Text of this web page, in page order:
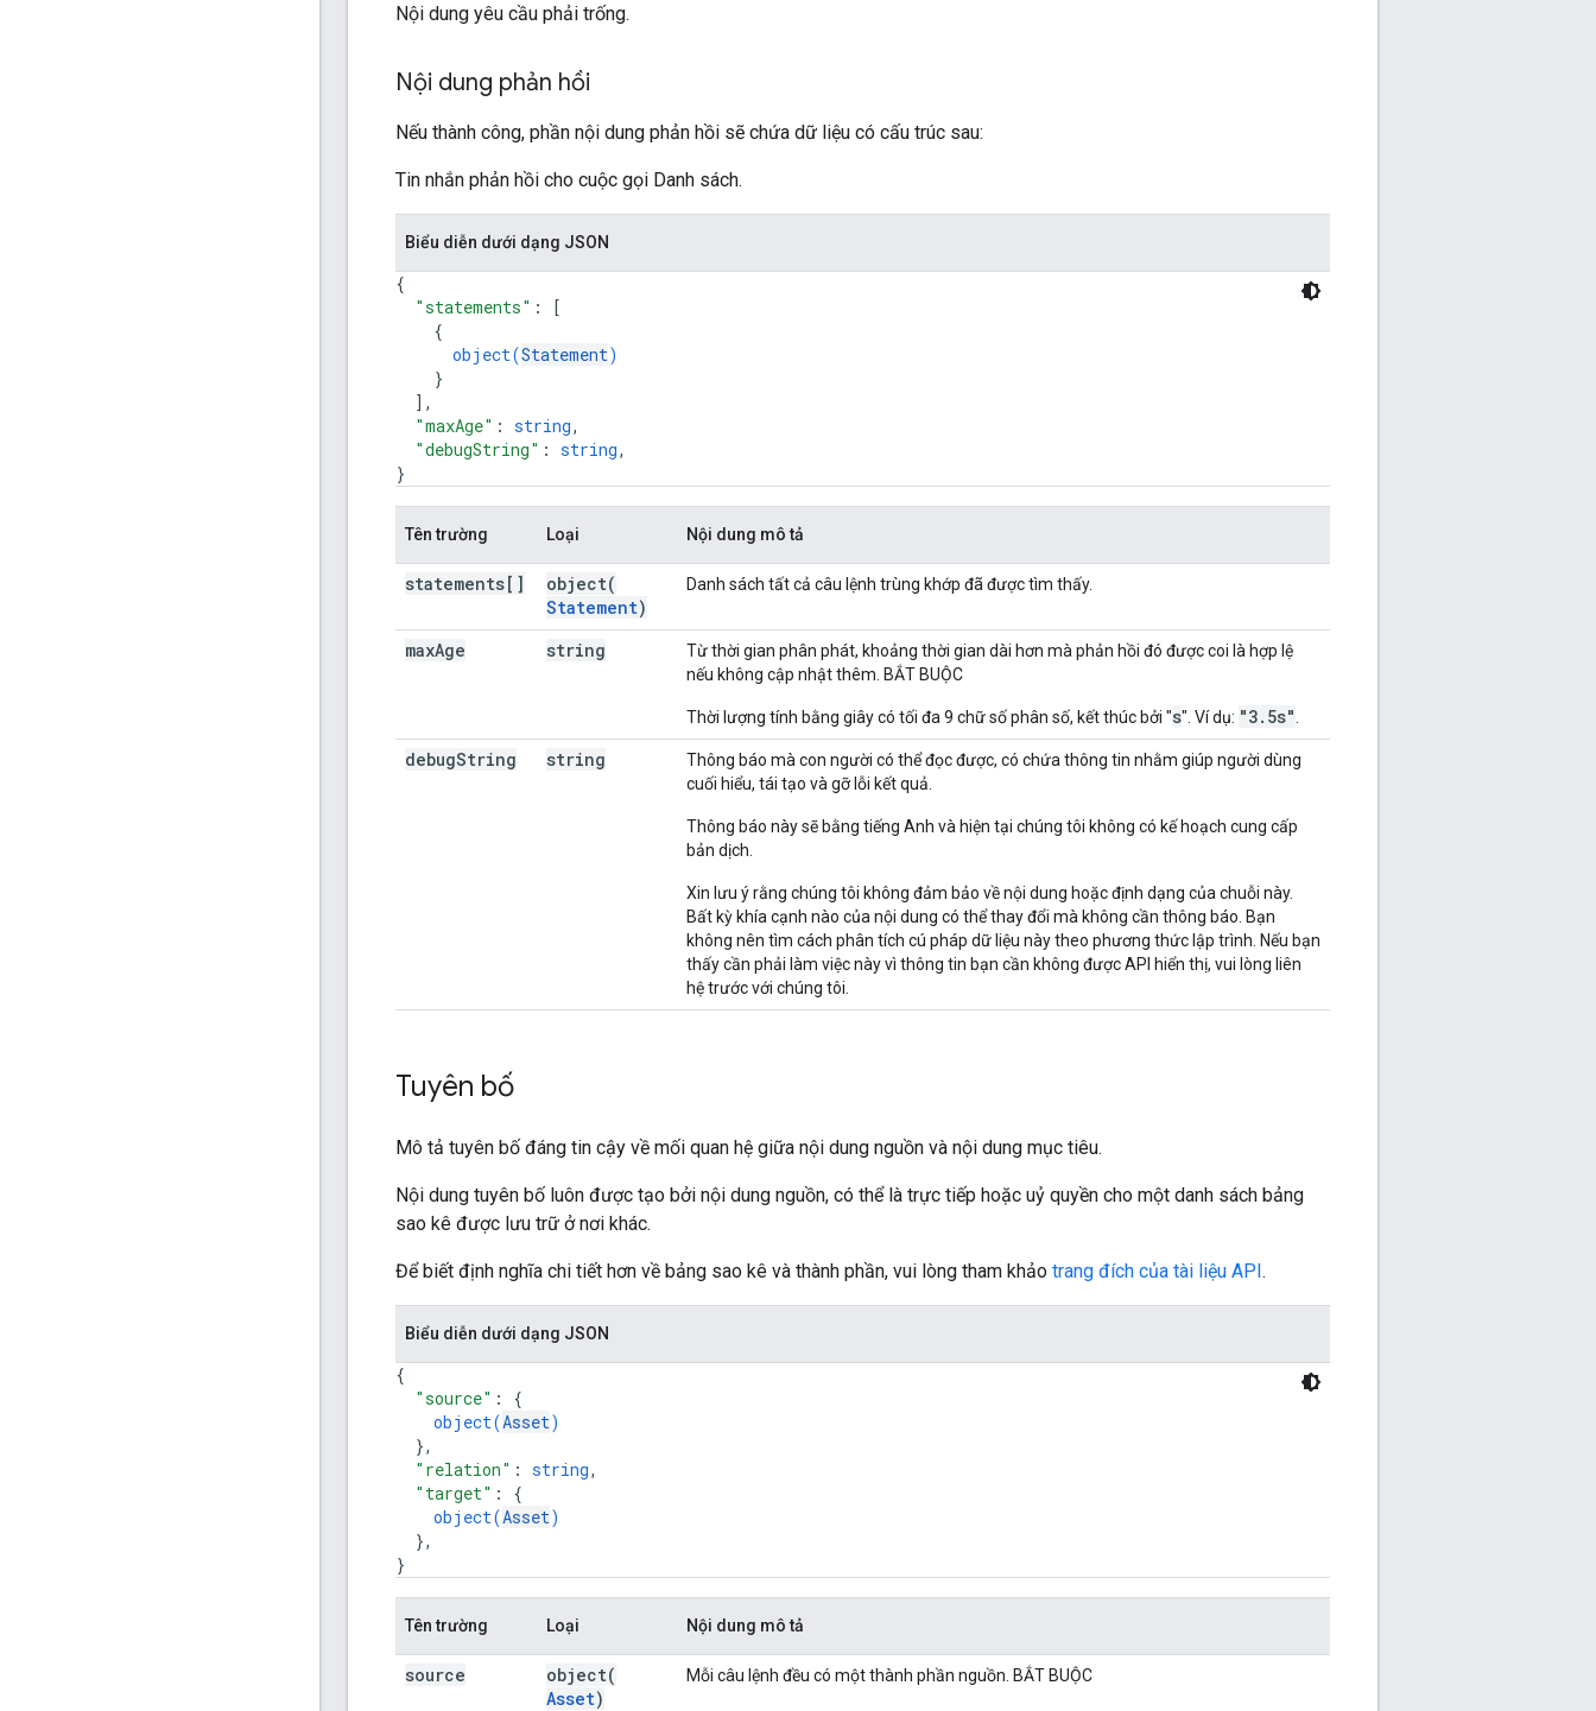
Nội dung yêu cầu phải trống.
Nội dung phản hồi
Nếu thành công, phần nội dung phản hồi sẽ chứa dữ liệu có cấu trúc sau:
Tin nhắn phản hồi cho cuộc gọi Danh sách.
Biểu diễn dưới dạng JSON
{
"statements" :
[
{
object(Statement)
}
] ,
"maxAge" : string,
"debugString" : string,
}
Tên trường Loại Nội dung mô tả
statements[]
object(
Statement)
Danh sách tất cả câu lệnh trùng khớp đã được tìm thấy.
maxAge string
Từ thời gian phân phát, khoảng thời gian dài hơn mà phản hồi đó được coi là hợp lệ
nếu không cập nhật thêm. BẮT BUỘC
Thời lượng tính bằng giây có tối đa 9 chữ số phân số, kết thúc bởi "s". Ví dụ: "3.5s"
debugString string
Thông báo mà con người có thể đọc được, có chứa thông tin nhằm giúp người dùng
cuối hiểu, tái tạo và gỡ lỗi kết quả.
Thông báo này sẽ bằng tiếng Anh và hiện tại chúng tôi không có kế hoạch cung cấp
bản dịch.
Xin lưu ý rằng chúng tôi không đảm bảo về nội dung hoặc định dạng của chuỗi này.
Bất kỳ khía cạnh nào của nội dung có thể thay đổi mà không cần thông báo. Bạn
không nên tìm cách phân tích cú pháp dữ liệu này theo phương thức lập trình. Nếu bạn
thấy cần phải làm việc này vì thông tin bạn cần không được API hiển thị, vui lòng liên
hệ trước với chúng tôi.
Tuyên bố
Mô tả tuyên bố đáng tin cậy về mối quan hệ giữa nội dung nguồn và nội dung mục tiêu.
Nội dung tuyên bố luôn được tạo bởi nội dung nguồn, có thể là trực tiếp hoặc uỷ quyền cho một danh sách bảng
sao kê được lưu trữ ở nơi khác.
Để biết định nghĩa chi tiết hơn về bảng sao kê và thành phần, vui lòng tham khảo trang đích của tài liệu API.
Biểu diễn dưới dạng JSON
{
"source" : {
object(Asset)
},
"relation" : string,
"target" : {
object(Asset)
},
}
Tên trường Loại Nội dung mô tả
source
object(
Asset)
Mỗi câu lệnh đều có một thành phần nguồn. BẮT BUỘC